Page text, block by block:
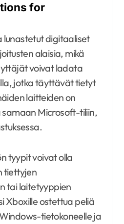
for
lunastetut digitaaliset
alaisia, mikä
voivat ladata
jotka täyttävät tietyt
laitteiden on
Microsoft-tiliin,
tyypit voivat olla
tiettyjen
tai laitetyyppien
Xboxille ostettua peliä
tietokoneelle ja